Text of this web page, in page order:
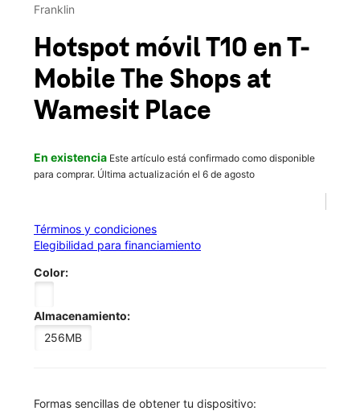
Jue.:
345 Main St Unit 12 Tewksbury, MA 01876
Franklin
Hotspot móvil T10 en T-
MobileThe Shops at
Wamesit Place
En existencia Este artículo está confirmado como disponible
para comprar. Última actualización el 6 de agosto
Términos y condiciones
Elegibilidad para financiamiento
Color:
Almacenamiento:
256MB
​​​​​​​Formas sencillas de obtener tu dispositivo: